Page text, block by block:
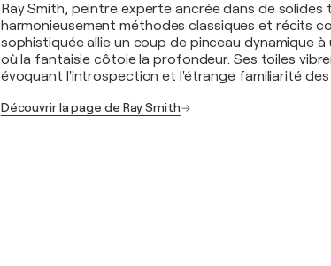
Ray Smith, peintre experte ancrée dans de
harmonieusement méthodes classiques et récits
sophistiquée allie un coup de pinceau dynamique
où la fantaisie côtoie la profondeur. Ses toiles
évoquant l'introspection et l'étrange familiarité des
Découvrir la page de Ray Smith